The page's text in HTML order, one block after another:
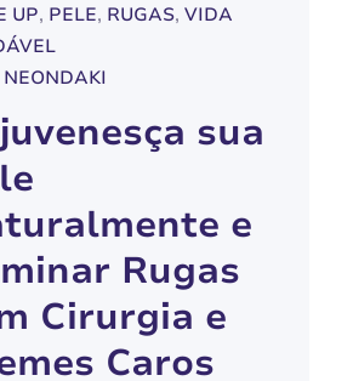
de um look
Neste guia
vamos explorar o
da maquiagem para
à noite,
UP, PELE, RUGAS, VIDA
NEONDAKI
sua
e
Rugas
Cirurgia e
Caros